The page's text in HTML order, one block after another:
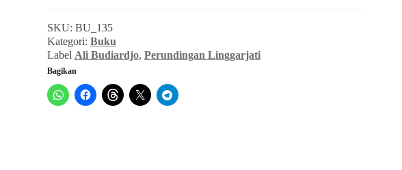
November
1946
SKU: BU_135
Kategori: Buku
Label Ali Budiardjo, Perundingan Linggarjati
Bagikan